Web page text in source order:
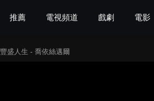
推薦 電視頻道 戲劇 電影
豐盛人生 - 喬依絲邁爾